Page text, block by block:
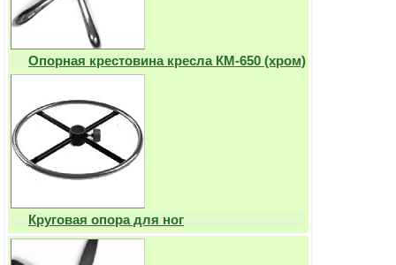
Опорная крестовина кресла КМ-650 (хром)
Круговая опора для ног